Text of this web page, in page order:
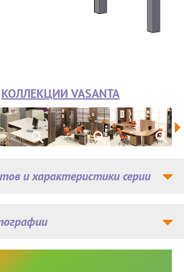
КОЛЛЕКЦИИ VASANTA
и характеристики серии